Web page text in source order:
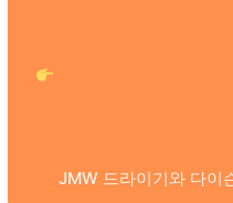
JMW 드라이기와 다이